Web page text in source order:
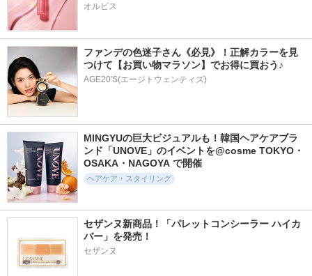
オルビス
ファンデの色迷子さん《必見》！正解カラーを見
つけて【お買い物マラソン】でお得に買おう♪
AGE20'S(エージトウェンティズ)
MINGYUの巨大ビジュアルも！韓国ヘアケアブラ
ンド「UNOVE」のイベントを@cosme TOKYO・
OSAKA・NAGOYA で開催
ヘアケア・スタイリング
セザンヌ新商品！「パレットコンシーラー ハイカ
バー」を発売！
セザンヌ